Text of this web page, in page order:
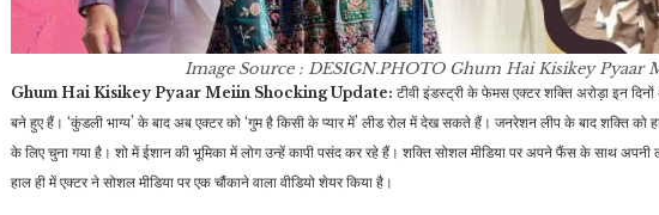
Image Source : DESIGN.PHOTO Ghum Hai Kisikey Pyaar
Ghum Hai Kisikey Pyaar Meiin Shocking Update: टीवी इंडस्ट्री के फेमस एक्टर शक्ति अरोड़ा इन
बने हुए हैं। ‘कुंडली भाग्य’ के बाद अब एक्टर को ‘गुम है किसी के प्यार में’ लीड रोल में देख सकते हैं। जनरेशन लीप के बाद शक्ति
के लिए चुना गया है। शो में ईशान की भूमिका में लोग उन्हें कापी पसंद कर रहे हैं। शक्ति सोशल मीडिया पर अपने फैंस के साथ
हाल ही में एक्टर ने सोशल मीडिया पर एक चौंकाने वाला वीडियो शेयर किया है।
राजनीति
अमेरिका पर भड़का उत्तर
दे…
व्यापार
मनोरंजन
बॉलीवुड का नया हाईटेक ‘गुंडा’,
विलेन बनकर सोनू…
मनोरंजन
इंडिया
मनाली में बर्फ ने रोका
अटल टनल में फंसी